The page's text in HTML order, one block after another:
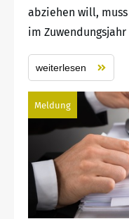
abziehen will,
im
weiterlesen
Meldung